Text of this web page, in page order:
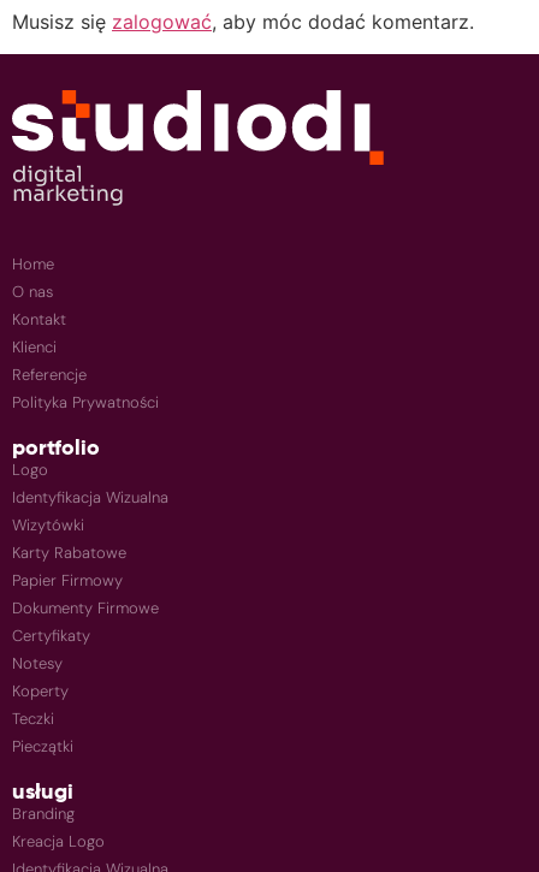
Musisz się zalogować, aby móc dodać komentarz.
Home
O nas
Kontakt
Klienci
Referencje
Polityka Prywatności
portfolio
Logo
Identyfikacja Wizualna
Wizytówki
Karty Rabatowe
Papier Firmowy
Dokumenty Firmowe
Certyfikaty
Notesy
Koperty
Teczki
Pieczątki
usługi
Branding
Kreacja Logo